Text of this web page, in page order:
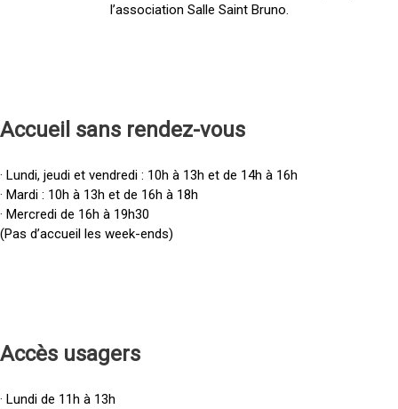
l’association Salle Saint Bruno.
Accueil sans rendez-vous
· Lundi, jeudi et vendredi : 10h à 13h et de 14h à 16h
· Mardi : 10h à 13h et de 16h à 18h
· Mercredi de 16h à 19h30
(Pas d’accueil les week-ends)
Accès usagers
· Lundi de 11h à 13h